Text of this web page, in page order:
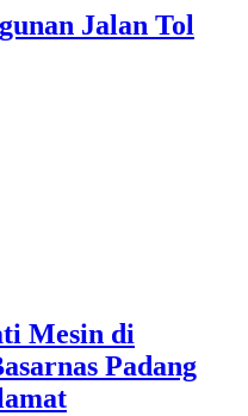
Jalan Tol
Mesin di
Padang